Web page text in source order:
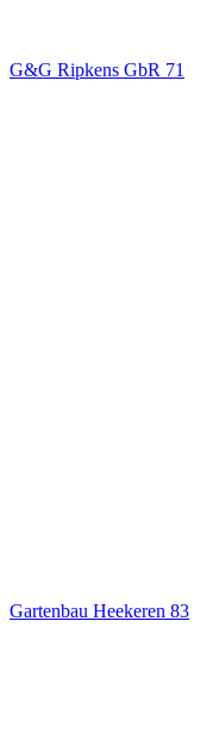
G&G Ripkens GbR 71
Gartenbau Heekeren 83